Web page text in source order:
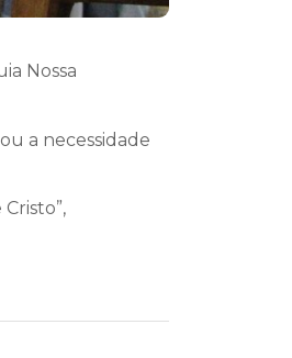
Nossa
a necessidade